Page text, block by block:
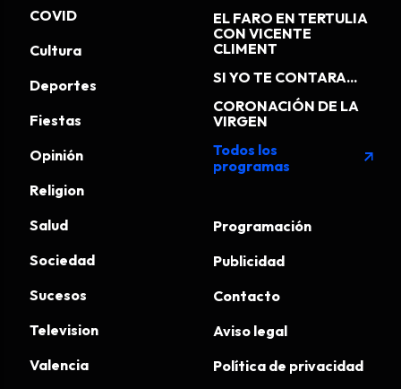
COVID
Cultura
Deportes
Fiestas
Opinión
Religion
Salud
Sociedad
Sucesos
Television
Valencia
EL FARO EN TERTULIA
CON VICENTE
CLIMENT
SI YO TE CONTARA...
CORONACIÓN DE LA
VIRGEN
Todos los
programas
arrow_outward
Programación
Publicidad
Contacto
Aviso legal
Política de privacidad